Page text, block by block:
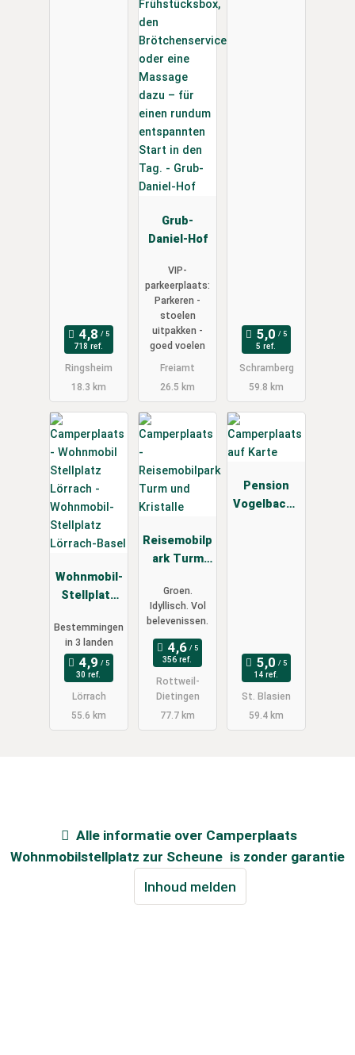
718 ref.
Ringsheim
18.3 km
Grub-
Daniel-Hof
VIP-
parkeerplaats:
Parkeren -
stoelen
uitpakken -
goed voelen
Freiamt
26.5 km
5 ref.
Schramberg
59.8 km
Wohnmobil-
Stellplatz
Basel
Bestemmingen
in 3 landen
30 ref.
Lörrach
55.6 km
Reisemobilp
ark Turm
Kristalle
Groen.
Idyllisch. Vol
belevenissen.
356 ref.
Rottweil-
Dietingen
77.7 km
Pension
Vogelbache
14 ref.
St. Blasien
59.4 km
Alle informatie over Camperplaats
Wohnmobilstellplatz zur Scheune is zonder garantie
Inhoud melden